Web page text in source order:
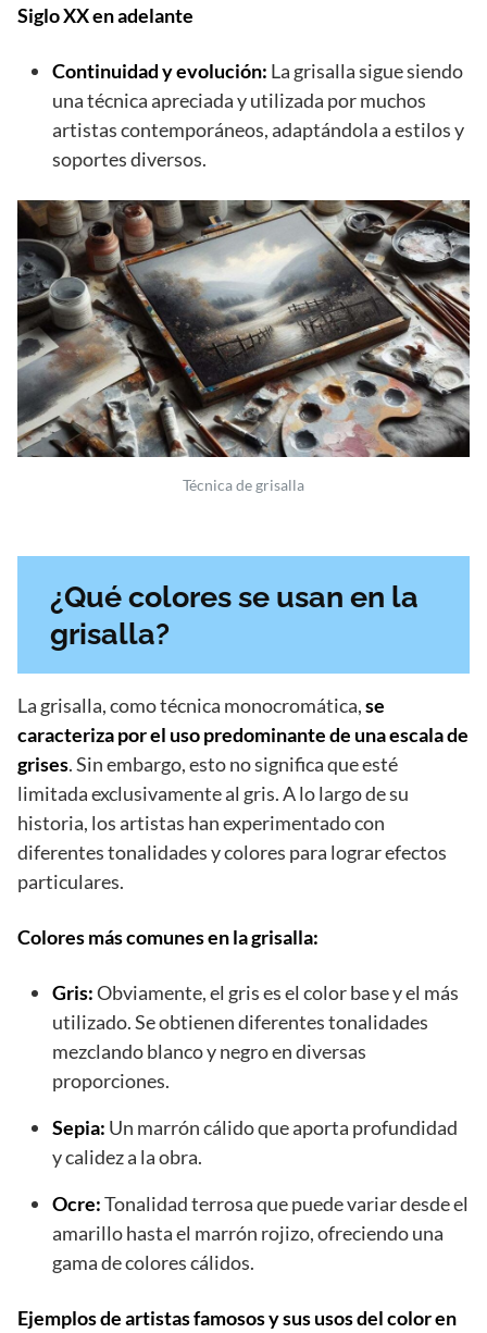
Siglo XX en adelante
Continuidad y evolución: La grisalla sigue siendo
una técnica apreciada y utilizada por muchos
artistas contemporáneos, adaptándola a estilos y
soportes diversos.
Técnica de grisalla
¿Qué colores se usan en la
grisalla?
La grisalla, como técnica monocromática,se
caracteriza por el uso predominante de una escala de
grises. Sin embargo, esto no significa que esté
limitada exclusivamente al gris. A lo largo de su
historia, los artistas han experimentado con
diferentes tonalidades y colores para lograr efectos
particulares.
Colores más comunes en la grisalla:
Gris:Obviamente, el gris es el color base y el más
utilizado. Se obtienen diferentes tonalidades
mezclando blanco y negro en diversas
proporciones.
Sepia: Un marrón cálido que aporta profundidad
y calidez a la obra.
Ocre:Tonalidad terrosa que puede variar desde el
amarillo hasta el marrón rojizo, ofreciendo una
gama de colores cálidos.
Ejemplos de artistas famosos y sus usos del color en